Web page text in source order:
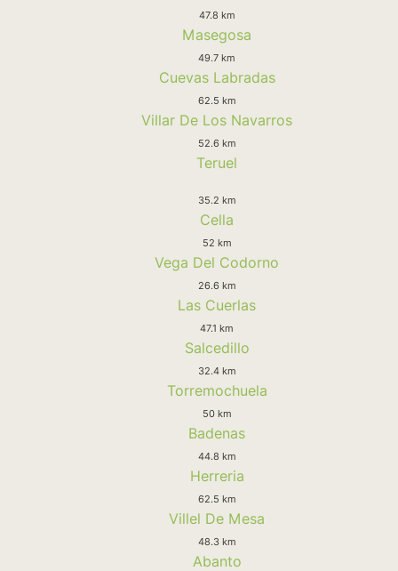
47.8 km
Masegosa
49.7 km
Cuevas Labradas
62.5 km
Villar De Los Navarros
52.6 km
Teruel
35.2 km
Cella
52 km
Vega Del Codorno
26.6 km
Las Cuerlas
47.1 km
Salcedillo
32.4 km
Torremochuela
50 km
Badenas
44.8 km
Herreria
62.5 km
Villel De Mesa
48.3 km
Abanto